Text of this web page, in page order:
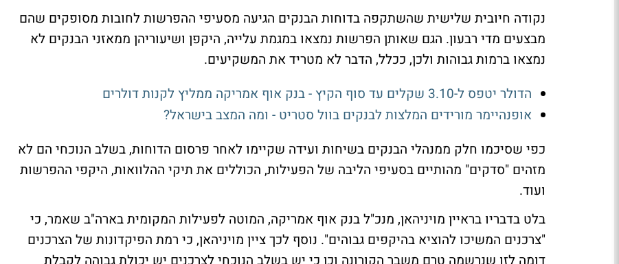
נקודה חיובית שלישית שהשתקפה בדוחות הבנקים הגיעה מסעיפי ההפרשות לחובות מסופקים שהם
מבצעים מדי רבעון. הגם שאותן הפרשות נמצאו במגמת עלייה, היקפן ושיעוריהן ממאזני הבנקים לא
נמצאו ברמות גבוהות ולכן, ככלל, הדבר לא מטריד את המשקיעים.
הדולר יטפס ל-3.10 שקלים עד סוף הקיץ - בנק אוף אמריקה ממליץ לקנות דולרים
אופנהיימר מורידים המלצות לבנקים בוול סטריט - ומה המצב בישראל?
כפי שסיכמו חלק ממנהלי הבנקים בשיחות ועידה שקיימו לאחר פרסום הדוחות, בשלב הנוכחי הם לא
מזהים "סדקים" מהותיים בסעיפי הליבה של הפעילות, הכוללים את תיקי ההלוואות, היקפי ההפרשות
ועוד.
בלט בדבריו בראיין מויניהאן, מנכ"ל בנק אוף אמריקה, המוטה לפעילות המקומית בארה"ב שאמר, כי
"צרכנים המשיכו להוציא בהיקפים גבוהים". נוסף לכך ציין מויניהאן, כי רמת הפיקדונות של הצרכנים